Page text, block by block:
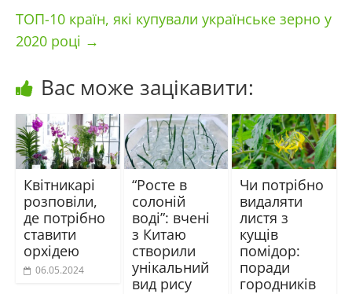
ТОП-10 країн, які купували українське зерно у
2020 році →
Вас може зацікавити:
Квітникарі
розповіли,
де потрібно
ставити
орхідею
06.05.2024
“Росте в
солоній
воді”: вчені
з Китаю
створили
унікальний
вид рису
Чи потрібно
видаляти
листя з
кущів
помідор:
поради
городників